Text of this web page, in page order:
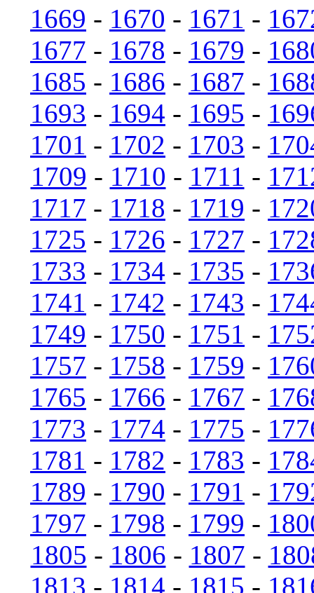
1669 - 1670 - 1671 -
1677 - 1678 - 1679 -
1685 - 1686 - 1687 -
1693 - 1694 - 1695 -
1701 - 1702 - 1703 -
1709 - 1710 - 1711 -
1717 - 1718 - 1719 -
1725 - 1726 - 1727 -
1733 - 1734 - 1735 -
1741 - 1742 - 1743 -
1749 - 1750 - 1751 -
1757 - 1758 - 1759 -
1765 - 1766 - 1767 -
1773 - 1774 - 1775 -
1781 - 1782 - 1783 -
1789 - 1790 - 1791 -
1797 - 1798 - 1799 -
1805 - 1806 - 1807 -
1813 - 1814 - 1815 -